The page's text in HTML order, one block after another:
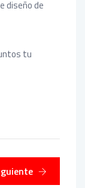
diseño de
tu